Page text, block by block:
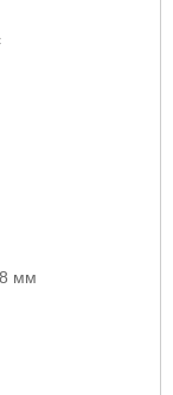
мм